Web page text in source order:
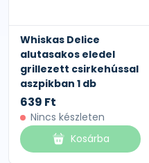
Whiskas Delice
alutasakos eledel
grillezett csirkehússal
aszpikban 1 db
639 Ft
Nincs készleten
Kosárba